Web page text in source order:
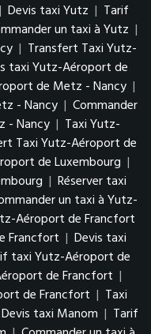
| Devis taxi Yutz | Tarif
un taxi à Yutz |
| Transfert Taxi Yutz-
taxi Yutz-Aéroport de
de Metz - Nancy |
- Nancy | Commander
- Nancy | Taxi Yutz-
Taxi Yutz-Aéroport de
de Luxembourg |
| Réserver taxi
un taxi à Yutz-
Aéroport de Francfort
Francfort | Devis taxi
taxi Yutz-Aéroport de
de Francfort |
de Francfort | Taxi
Devis taxi Manom | Tarif